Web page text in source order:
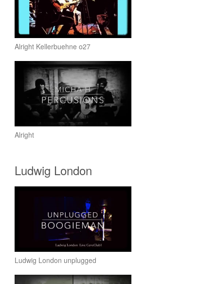
Alright Kellerbuehne o27
Alright
Ludwig London
Ludwig London unplugged